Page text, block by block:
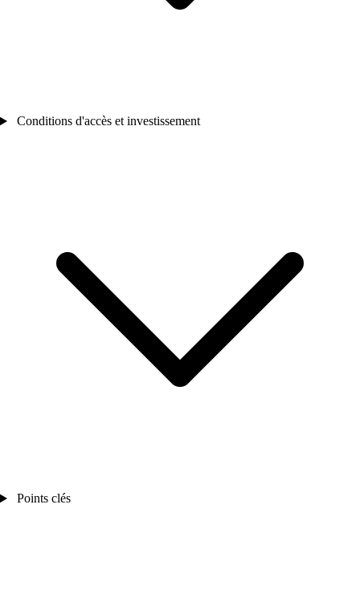
Conditions d'accès et investissement
Points clés